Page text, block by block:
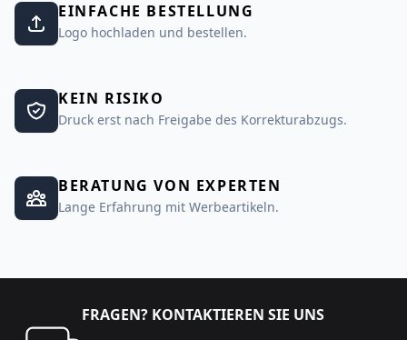
EINFACHE BESTELLUNG
Logo hochladen und bestellen.
KEIN RISIKO
Druck erst nach Freigabe des Korrekturabzugs.
BERATUNG VON EXPERTEN
Lange Erfahrung mit Werbeartikeln.
FRAGEN? KONTAKTIEREN SIE UNS